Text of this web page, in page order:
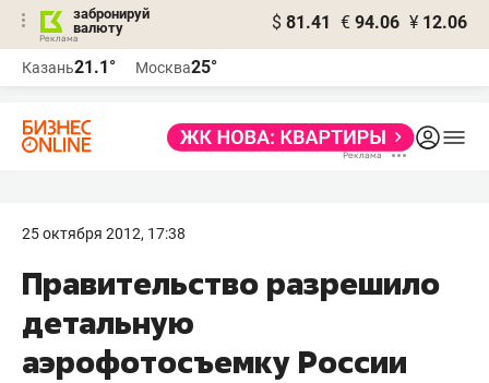
забронируй
валюту
$ 81.41 € 94.06 ¥ 12.06
Казань21.1° Москва25°
25 октября 2012, 17:38
Правительство разрешило
детальную
аэрофотосъемку России